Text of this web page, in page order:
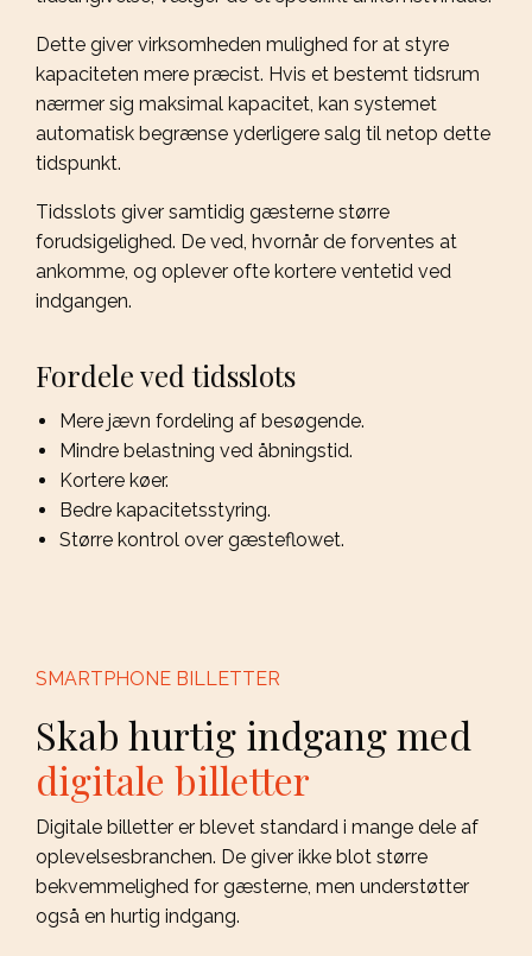
Dette giver virksomheden mulighed for at styre
kapaciteten mere præcist. Hvis et bestemt tidsrum
nærmer sig maksimal kapacitet, kan systemet
automatisk begrænse yderligere salg til netop dette
tidspunkt.
Tidsslots giver samtidig gæsterne større
forudsigelighed. De ved, hvornår de forventes at
ankomme, og oplever ofte kortere ventetid ved
indgangen.
Fordele ved tidsslots
Mere jævn fordeling af besøgende.
Mindre belastning ved åbningstid.
Kortere køer.
Bedre kapacitetsstyring.
Større kontrol over gæsteflowet.
SMARTPHONE BILLETTER
Skab hurtig indgang med
digitale billetter
Digitale billetter er blevet standard i mange dele af
oplevelsesbranchen. De giver ikke blot større
bekvemmelighed for gæsterne, men understøtter
også en hurtig indgang.